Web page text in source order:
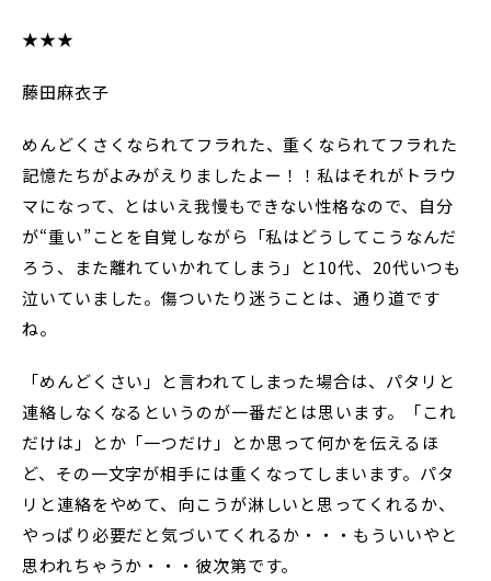
★★★
藤田麻衣子
めんどくさくなられてフラれた、重くなられてフラれた
記憶たちがよみがえりましたよー！！私はそれがトラウ
マになって、とはいえ我慢もできない性格なので、自分
が“重い”ことを自覚しながら「私はどうしてこうなんだ
ろう、また離れていかれてしまう」と10代、20代いつも
泣いていました。傷ついたり迷うことは、通り道です
ね。
「めんどくさい」と言われてしまった場合は、パタリと
連絡しなくなるというのが一番だとは思います。「これ
だけは」とか「一つだけ」とか思って何かを伝えるほ
ど、その一文字が相手には重くなってしまいます。パタ
リと連絡をやめて、向こうが淋しいと思ってくれるか、
やっぱり必要だと気づいてくれるか・・・もういいやと
思われちゃうか・・・彼次第です。